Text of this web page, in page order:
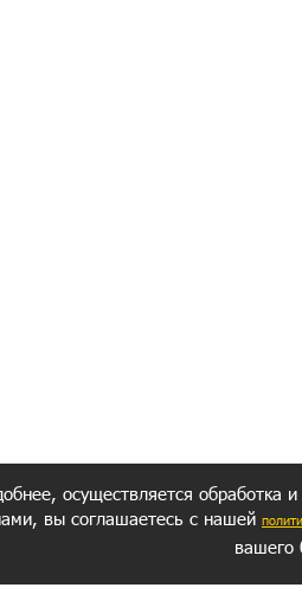
осуществляется обработка
вы соглашаетесь с нашей
вашего